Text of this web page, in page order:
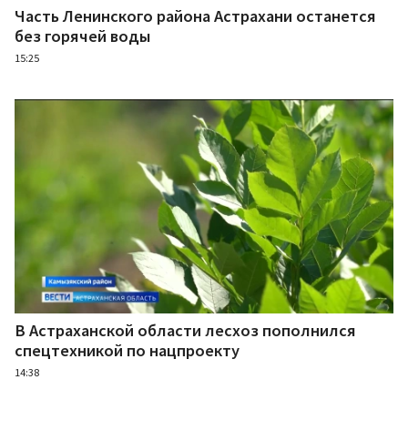
Часть Ленинского района Астрахани останется
без горячей воды
15:25
В Астраханской области лесхоз пополнился
спецтехникой по нацпроекту
14:38